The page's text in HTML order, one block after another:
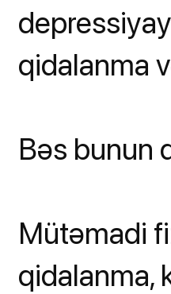
qidalanma
Bəs bunun
Mütəmadi
qidalanma,